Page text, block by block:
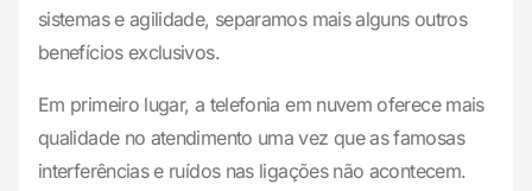
sistemas e agilidade, separamos mais alguns outros
benefícios exclusivos.
Em primeiro lugar, a telefonia em nuvem oferece mais
qualidade no atendimento uma vez que as famosas
interferências e ruídos nas ligações não acontecem.